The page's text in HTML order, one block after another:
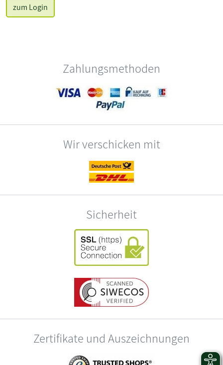
zum Login
Zahlungsmethoden
Wir verschicken mit
Sicherheit
Zertifikate und Auszeichnungen